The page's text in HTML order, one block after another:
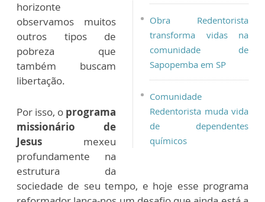
Obra Redentorista
transforma vidas na
comunidade de
Sapopemba em SP
Comunidade
Redentorista muda vida
de dependentes
químicos
horizonte
observamos muitos
outros tipos de
pobreza que
também buscam
libertação.
Por isso, o programa
missionário de
Jesus mexeu
profundamente na
estrutura da
sociedade de seu tempo, e hoje esse programa